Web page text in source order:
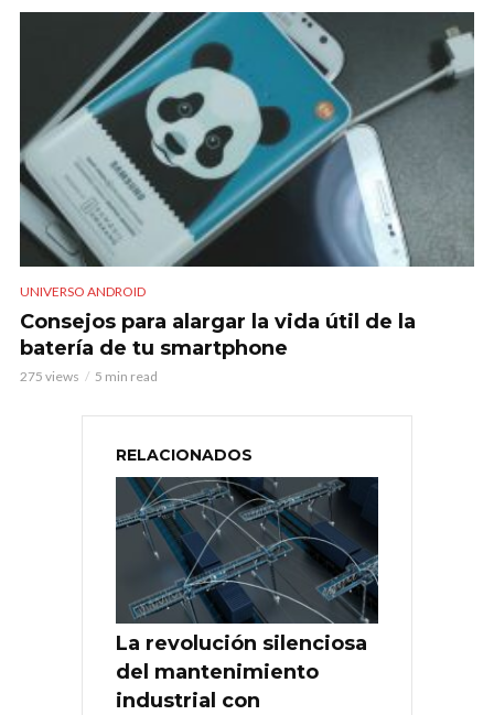
UNIVERSO ANDROID
Consejos para alargar la vida útil de la
batería de tu smartphone
275 views 5 min read
RELACIONADOS
La revolución silenciosa
del mantenimiento
industrial con